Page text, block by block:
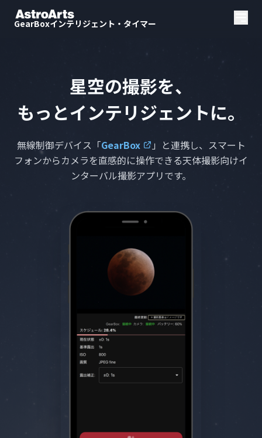
GearBoxインテリジェント・タイマー
星空の撮影を、
もっとインテリジェントに。
無線制御デバイス「GearBox 」と連携し、 スマート
フォンからカメラを直感的に操作できる天体撮影向けイ
ンターバル撮影アプリです。